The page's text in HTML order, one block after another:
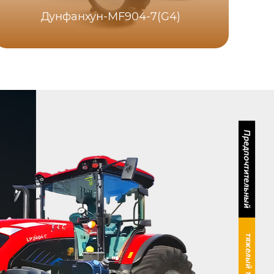
Дунфанхун-MF904-7(G4)